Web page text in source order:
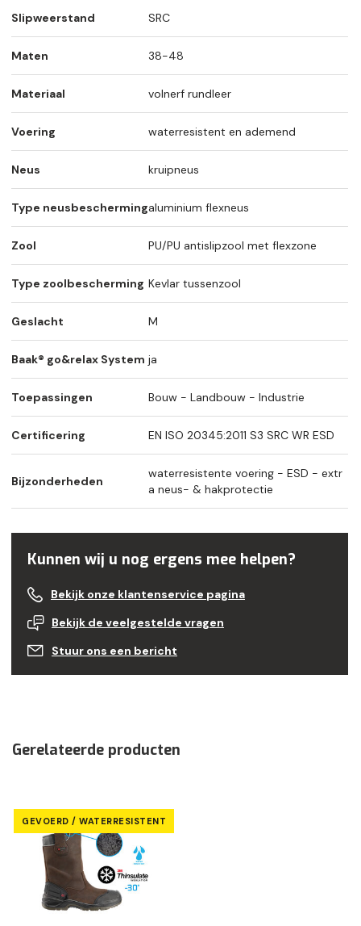
Slipweerstand SRC
Maten 38-48
Materiaal volnerf rundleer
Voering waterresistent en ademend
Neus kruipneus
Type neusbeschermingaluminium flexneus
Zool PU/PU antislipzool met flexzone
Type zoolbescherming Kevlar tussenzool
Geslacht M
Baak® go&relax System ja
Toepassingen Bouw - Landbouw - Industrie
Certificering EN ISO 20345:2011 S3 SRC WR ESD
Bijzonderheden
waterresistente voering - ESD - extr
a neus- & hakprotectie
Kunnen wij u nog ergens mee helpen?
Bekijk onze klantenservice pagina
Bekijk de veelgestelde vragen
Stuur ons een bericht
Gerelateerde producten
GEVOERD / WATERRESISTENT